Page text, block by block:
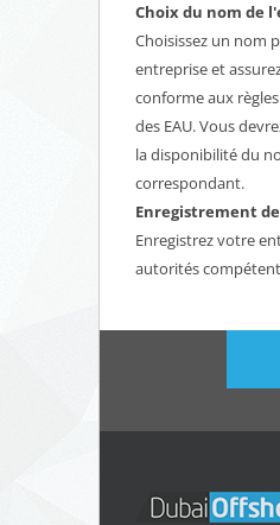
Choix du nom de
Choisissez un nom
entreprise et
conforme aux
des EAU. Vous
la disponibilité du
correspondant.
Enregistrement
Enregistrez votre
autorités